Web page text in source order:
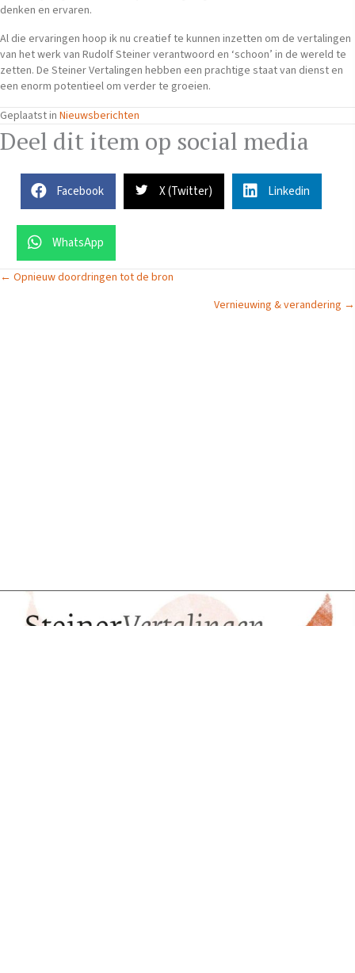
denken en ervaren.
Al die ervaringen hoop ik nu creatief te kunnen inzetten om de vertalingen
van het werk van Rudolf Steiner verantwoord en ‘schoon’ in de wereld te
zetten. De Steiner Vertalingen hebben een prachtige staat van dienst en
een enorm potentieel om verder te groeien.
Geplaatst in Nieuwsberichten
Deel dit item op social media
Facebook X (Twitter) Linkedin
WhatsApp
Posts
← Opnieuw doordringen tot de bron
Vernieuwing & verandering →